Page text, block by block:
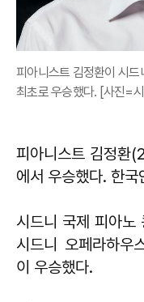
피아니스트 김정환이 시
최초로 우승했다. [사진=
피아니스트 김정환
에서 우승했다. 한국
시드니 국제 피아노
시드니 오페라하우
이 우승했다.